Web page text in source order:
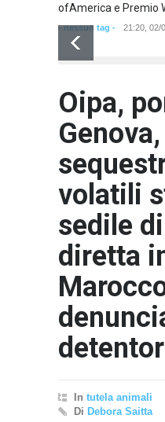
ofAmerica e Premio
- nessun tag - 21:20, 02/
Oipa,
Genova,
volatili
sedile
diretta
In tutela animali
Di Debora Saitta